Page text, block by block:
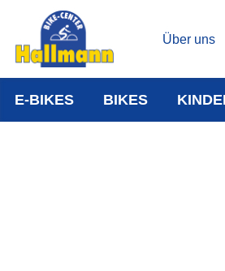
Über uns
E-BIKES BIKES